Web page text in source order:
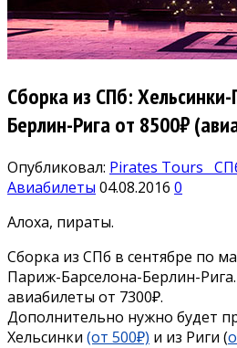
Сборка из СПб:
Берлин-Рига от 8500₽
Опубликовал: Pirates Tours
Авиабилеты 04.08.2016 0
Алоха, пираты.
Cборка из СПб в сентябре по
Париж-Барселона-Берлин-
авиабилеты от 7300₽.
Дополнительно нужно будет
Хельсинки (от 500₽) и из Риги (